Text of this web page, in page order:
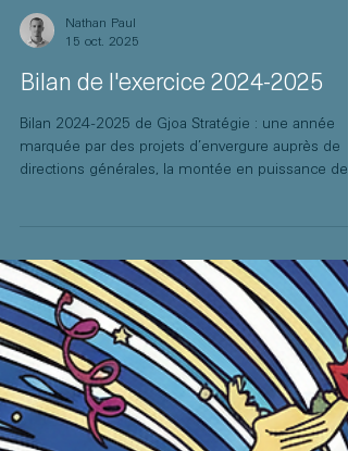
Nathan Paul
Bilan de l'exercice 2024-2025
directions générales, la montée en puissance de
nos expertises (réindustrialisation, digitalisation,
ESG) et un engagement renforcé auprès du tissu
économique du Sud-Est.